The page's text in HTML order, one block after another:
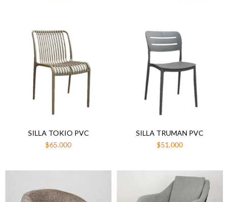
SILLA TOKIO PVC
$65.000
SILLA TRUMAN PVC
$51.000